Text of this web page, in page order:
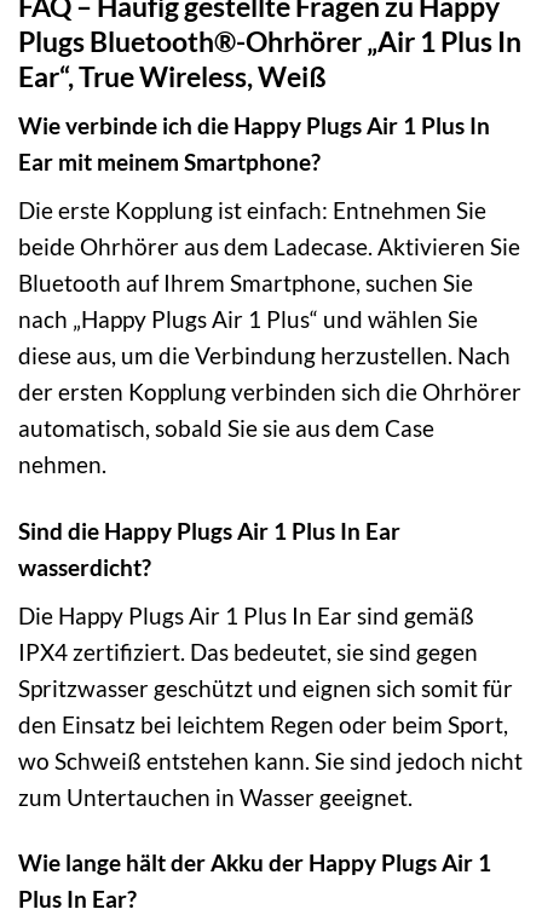
Plugs Bluetooth®-Ohrhörer „Air 1 Plus In
Ear“, True Wireless, Weiß
Wie verbinde ich die Happy Plugs Air 1 Plus In
Ear mit meinem Smartphone?
Die erste Kopplung ist einfach: Entnehmen Sie
beide Ohrhörer aus dem Ladecase. Aktivieren Sie
Bluetooth auf Ihrem Smartphone, suchen Sie
nach „Happy Plugs Air 1 Plus“ und wählen Sie
diese aus, um die Verbindung herzustellen. Nach
der ersten Kopplung verbinden sich die Ohrhörer
automatisch, sobald Sie sie aus dem Case
nehmen.
Sind die Happy Plugs Air 1 Plus In Ear
wasserdicht?
Die Happy Plugs Air 1 Plus In Ear sind gemäß
IPX4 zertifiziert. Das bedeutet, sie sind gegen
Spritzwasser geschützt und eignen sich somit für
den Einsatz bei leichtem Regen oder beim Sport,
wo Schweiß entstehen kann. Sie sind jedoch nicht
zum Untertauchen in Wasser geeignet.
Wie lange hält der Akku der Happy Plugs Air 1
Plus In Ear?